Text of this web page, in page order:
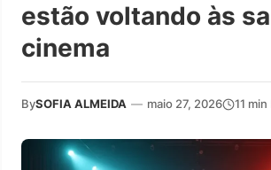
estão voltando às
cinema
BySOFIA ALMEIDA — maio 27, 2026 11 min